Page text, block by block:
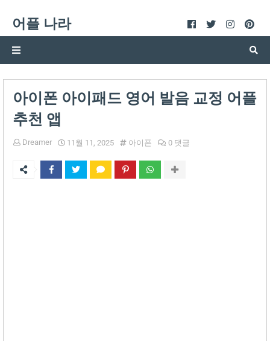
어플 나라
아이폰 아이패드 영어 발음 교정 어플
추천 앱
Dreamer 11월 11, 2025 아이폰 0 댓글